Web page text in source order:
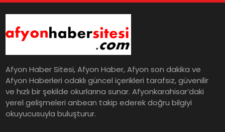
Afyon Haber Sitesi, Afyon Haber, Afyon son dakika ve
Afyon Haberleri odaklı güncel içerikleri tarafsız, güvenilir
ve hızlı bir şekilde okurlarına sunar. Afyonkarahisar’daki
yerel gelişmeleri anbean takip ederek doğru bilgiyi
okuyucusuyla buluşturur.